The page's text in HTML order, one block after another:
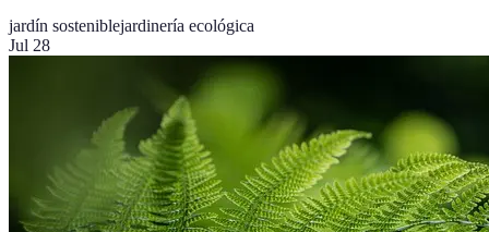
jardín sosteniblejardinería ecológica
Jul 28